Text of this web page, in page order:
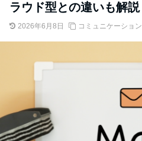
ラウド型との違いも解説
2026年6月8日 コミュニケーション